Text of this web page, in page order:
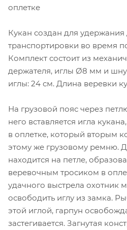
оплетке
Кукан создан для
транспортировки во время
Комплект состоит из
держателя, иглы Ø8 мм и
иглы: 24 см. Длина веревки
На грузовой пояс через
него вставляется игла
в оплетке, который вторым
этому же грузовому ремню.
находится на петле,
веревочным тросиком в
удачного выстрела охотник
освободить иглу из замка.
этой иглой, гарпун
застегивается. Загнутая